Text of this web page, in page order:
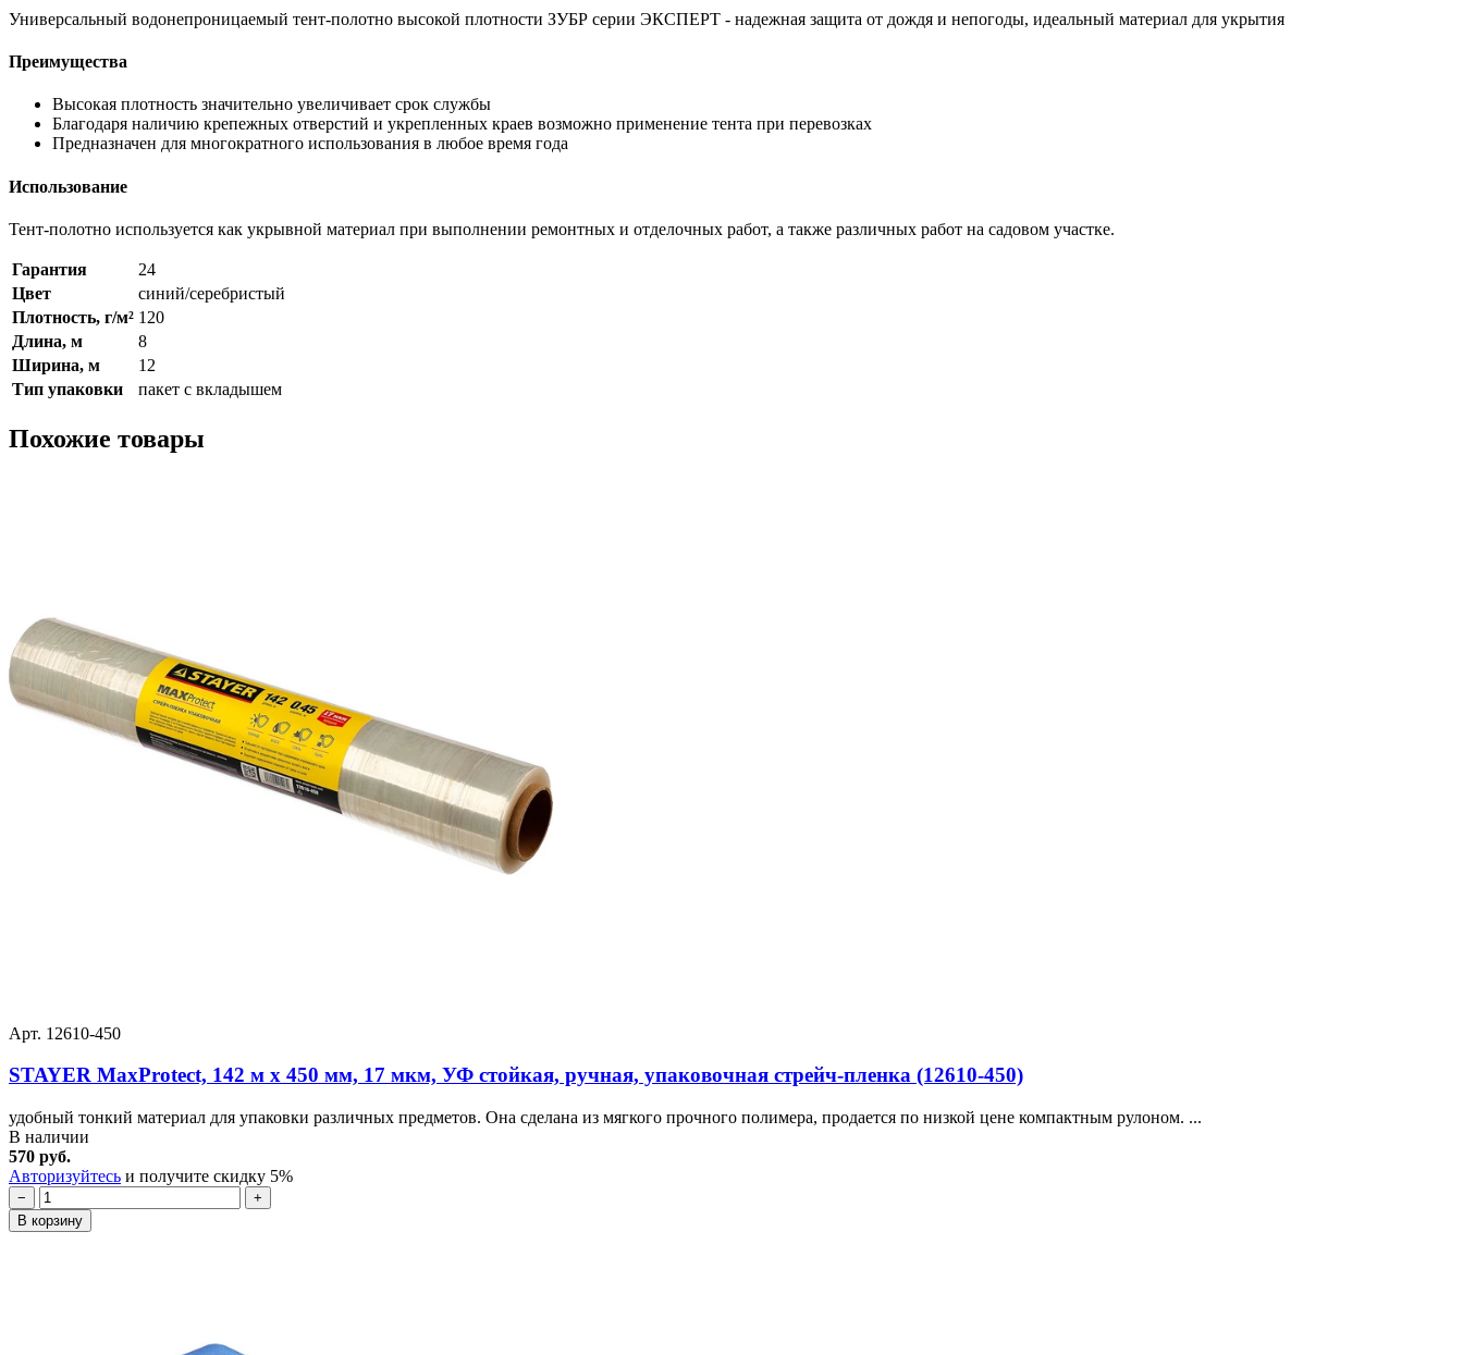
Универсальный водонепроницаемый тент-полотно высокой плотности ЗУБР серии ЭКСПЕРТ - надежная защита от дождя и непогоды, идеальный материал для укрытия
Преимущества
Высокая плотность значительно увеличивает срок службы
Благодаря наличию крепежных отверстий и укрепленных краев возможно применение тента при перевозках
Предназначен для многократного использования в любое время года
Использование
Тент-полотно используется как укрывной материал при выполнении ремонтных и отделочных работ, а также различных работ на садовом участке.
Гарантия
24
Цвет
синий/серебристый
Плотность, г/м² 120
Длина, м
8
Ширина, м
12
Тип упаковки
пакет с вкладышем
Похожие товары
Арт. 12610-450
STAYER MaxProtect, 142 м х 450 мм, 17 мкм, УФ стойкая, ручная, упаковочная стрейч-пленка (12610-450)
удобный тонкий материал для упаковки различных предметов. Она сделана из мягкого прочного полимера, продается по низкой цене компактным рулоном. ...
В наличии
570 руб.
Авторизуйтесь и получите скидку 5%
−
+
В корзину